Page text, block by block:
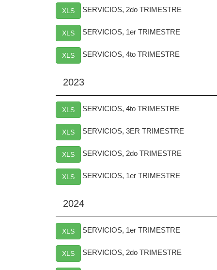
XLS SERVICIOS, 2do TRIMESTRE
XLS SERVICIOS, 1er TRIMESTRE
XLS SERVICIOS, 4to TRIMESTRE
2023
XLS SERVICIOS, 4to TRIMESTRE
XLS SERVICIOS, 3ER TRIMESTRE
XLS SERVICIOS, 2do TRIMESTRE
XLS SERVICIOS, 1er TRIMESTRE
2024
XLS SERVICIOS, 1er TRIMESTRE
XLS SERVICIOS, 2do TRIMESTRE